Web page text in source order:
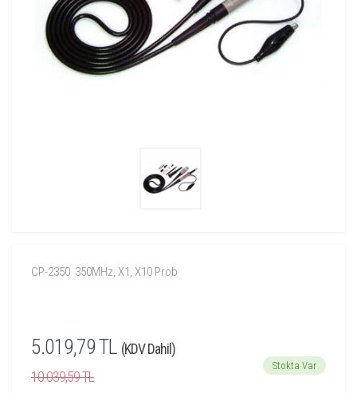
CP-2350 350MHz, X1, X10 Prob
5.019,79 TL (KDV Dahil)
10.039,59 TL
Stokta Var